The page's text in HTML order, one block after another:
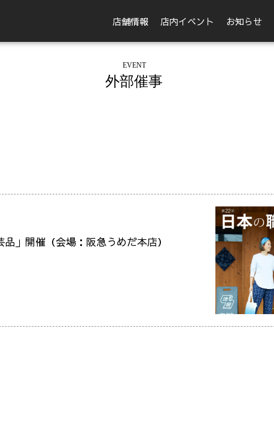
店舗情報 店内イベント お知らせ
EVENT
外部催事
」開催（会場：阪急うめだ本店）